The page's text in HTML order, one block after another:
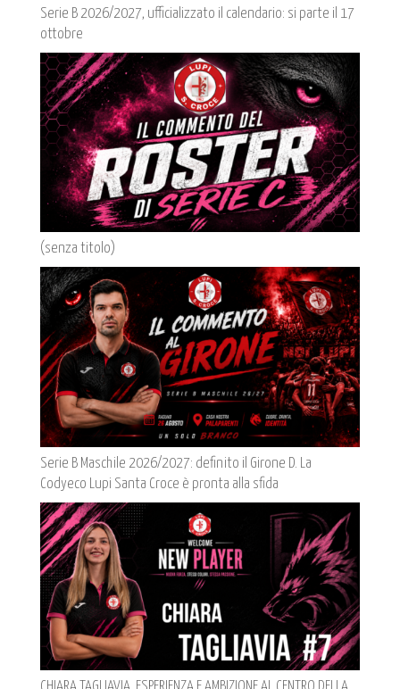
Serie B 2026/2027, ufficializzato il calendario: si parte il 17
ottobre
(senza titolo)
Serie B Maschile 2026/2027: definito il Girone D. La
Codyeco Lupi Santa Croce è pronta alla sfida